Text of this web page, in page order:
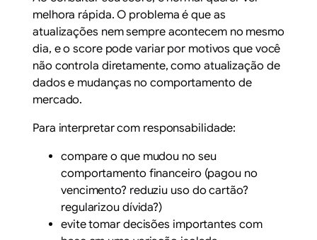
melhora rápida. O problema é que as
atualizações nem sempre acontecem no mesmo
dia, e o score pode variar por motivos que você
não controla diretamente, como atualização de
dados e mudanças no comportamento de
mercado.
Para interpretar com responsabilidade:
compare o que mudou no seu
comportamento financeiro (pagou no
vencimento? reduziu uso do cartão?
regularizou dívida?)
evite tomar decisões importantes com